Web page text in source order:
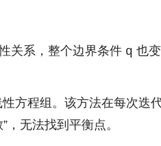
关系，整个边界条件 q 也
方程组。该方法在每次迭
，无法找到平衡点。